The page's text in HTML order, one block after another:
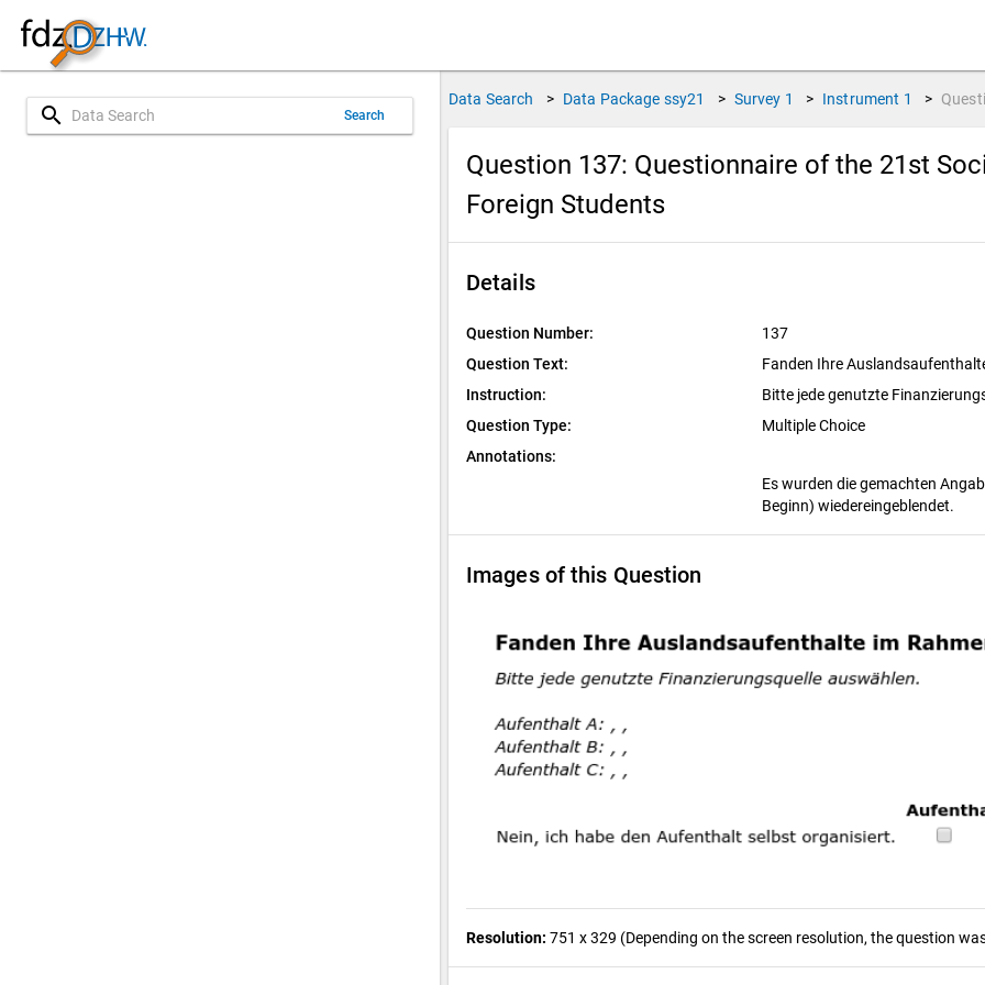
search Search
Data Search > Data Package ssy21 > Survey 1 > Instrument 1 >
Question 137: Questionnaire of the 21st
Foreign Students
Details
Question Number:
137
Question Text:
Fanden Ihre
Instruction:
Bitte jede genutzte
Question Type:
Multiple Choice
Annotations:
Es wurden die gemachten
Beginn) wiedereingeblendet.
Images of this Question
Resolution: 751 x 329 (Depending on the screen resolution, the question